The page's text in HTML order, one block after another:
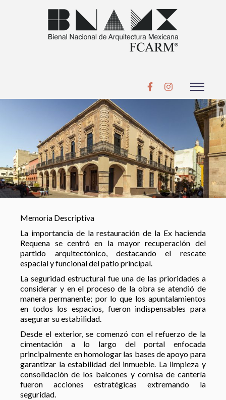
Memoria Descriptiva
La importancia de la restauración de la Ex hacienda
Requena se centró en la mayor recuperación del
partido arquitectónico, destacando el rescate
espacial y funcional del patio principal.
La seguridad estructural fue una de las prioridades a
considerar y en el proceso de la obra se atendió de
manera permanente; por lo que los apuntalamientos
en todos los espacios, fueron indispensables para
asegurar su estabilidad.
Desde el exterior, se comenzó con el refuerzo de la
cimentación a lo largo del portal enfocada
principalmente en homologar las bases de apoyo para
garantizar la estabilidad del inmueble. La limpieza y
consolidación de los balcones y cornisa de cantería
fueron acciones estratégicas extremando la
seguridad.